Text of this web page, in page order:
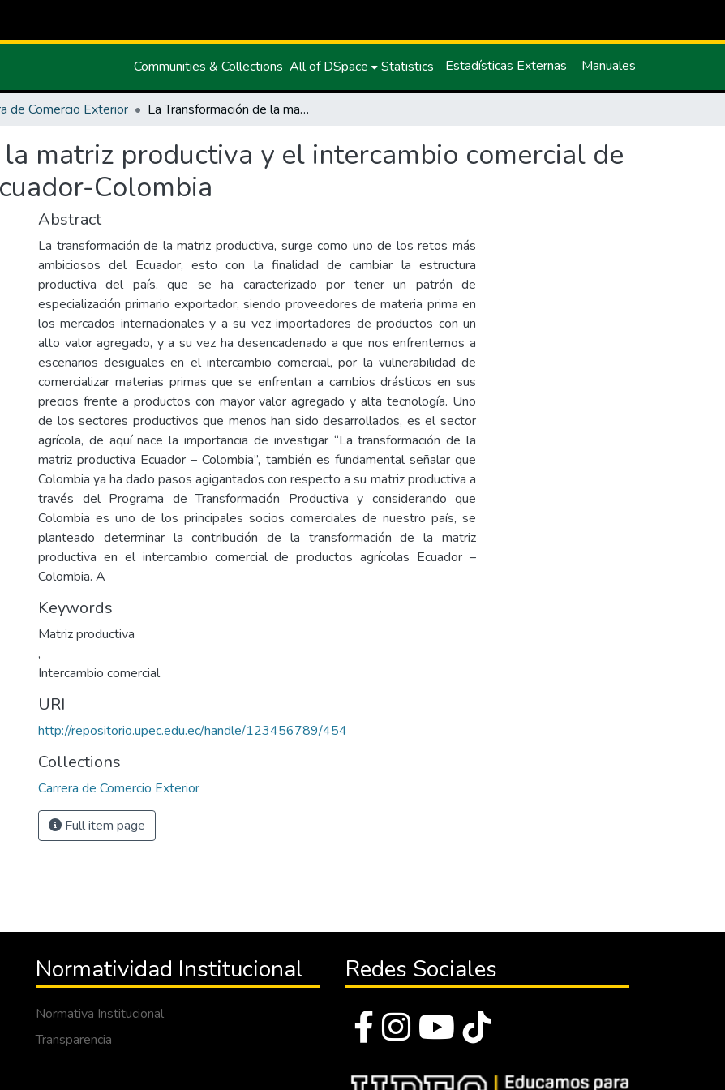
Communities & Collections All of DSpace Statistics Estadísticas Externas Manuales
de Comercio Exterior La Transformación de la matriz productiva y el intercambio comercial de productos agrícolas Ecuador-Colombia
matriz productiva y el intercambio comercial de
Colombia
Abstract
La transformación de la matriz productiva, surge como uno de los retos más
ambiciosos del Ecuador, esto con la finalidad de cambiar la estructura
productiva del país, que se ha caracterizado por tener un patrón de
especialización primario exportador, siendo proveedores de materia prima en
los mercados internacionales y a su vez importadores de productos con un
alto valor agregado, y a su vez ha desencadenado a que nos enfrentemos a
escenarios desiguales en el intercambio comercial, por la vulnerabilidad de
comercializar materias primas que se enfrentan a cambios drásticos en sus
precios frente a productos con mayor valor agregado y alta tecnología. Uno
de los sectores productivos que menos han sido desarrollados, es el sector
agrícola, de aquí nace la importancia de investigar “La transformación de la
matriz productiva Ecuador – Colombia”, también es fundamental señalar que
Colombia ya ha dado pasos agigantados con respecto a su matriz productiva a
través del Programa de Transformación Productiva y considerando que
Colombia es uno de los principales socios comerciales de nuestro país, se
planteado determinar la contribución de la transformación de la matriz
productiva en el intercambio comercial de productos agrícolas Ecuador –
Colombia. A
Keywords
Matriz productiva
,
Intercambio comercial
URI
http://repositorio.upec.edu.ec/handle/123456789/454
Collections
Carrera de Comercio Exterior
Full item page
Normatividad Institucional
Normativa Institucional
Transparencia
Redes Sociales